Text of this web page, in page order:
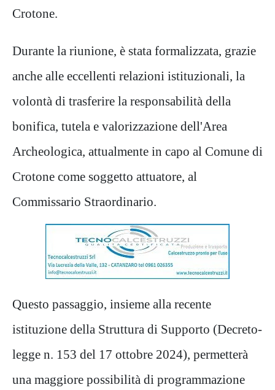
Crotone.
Durante la riunione, è stata formalizzata, grazie
anche alle eccellenti relazioni istituzionali, la
volontà di trasferire la responsabilità della
bonifica, tutela e valorizzazione dell'Area
Archeologica, attualmente in capo al Comune di
Crotone come soggetto attuatore, al
Commissario Straordinario.
Questo passaggio, insieme alla recente
istituzione della Struttura di Supporto (Decreto-
legge n. 153 del 17 ottobre 2024), permetterà
una maggiore possibilità di programmazione